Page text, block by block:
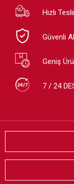
Hızlı
Güvenli
Geniş
7 / 24